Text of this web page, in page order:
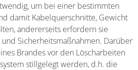
um bei einer bestimmten
damit Kabelquerschnitte, Gewicht
andererseits erfordern sie
Sicherheitsmaßnahmen. Darüber
Brandes vor den Löscharbeiten
stillgelegt werden, d.h. die